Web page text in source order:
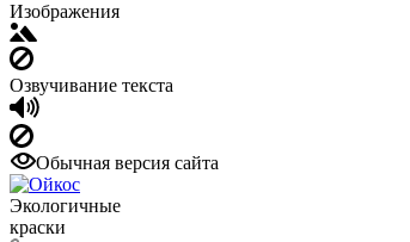
Изображения
Озвучивание текста
Обычная версия сайта
Экологичные
краски